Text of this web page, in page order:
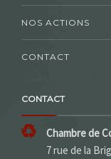
NOS ACTIONS
CONTACT
CONTACT
Chambre de
7 rue de la